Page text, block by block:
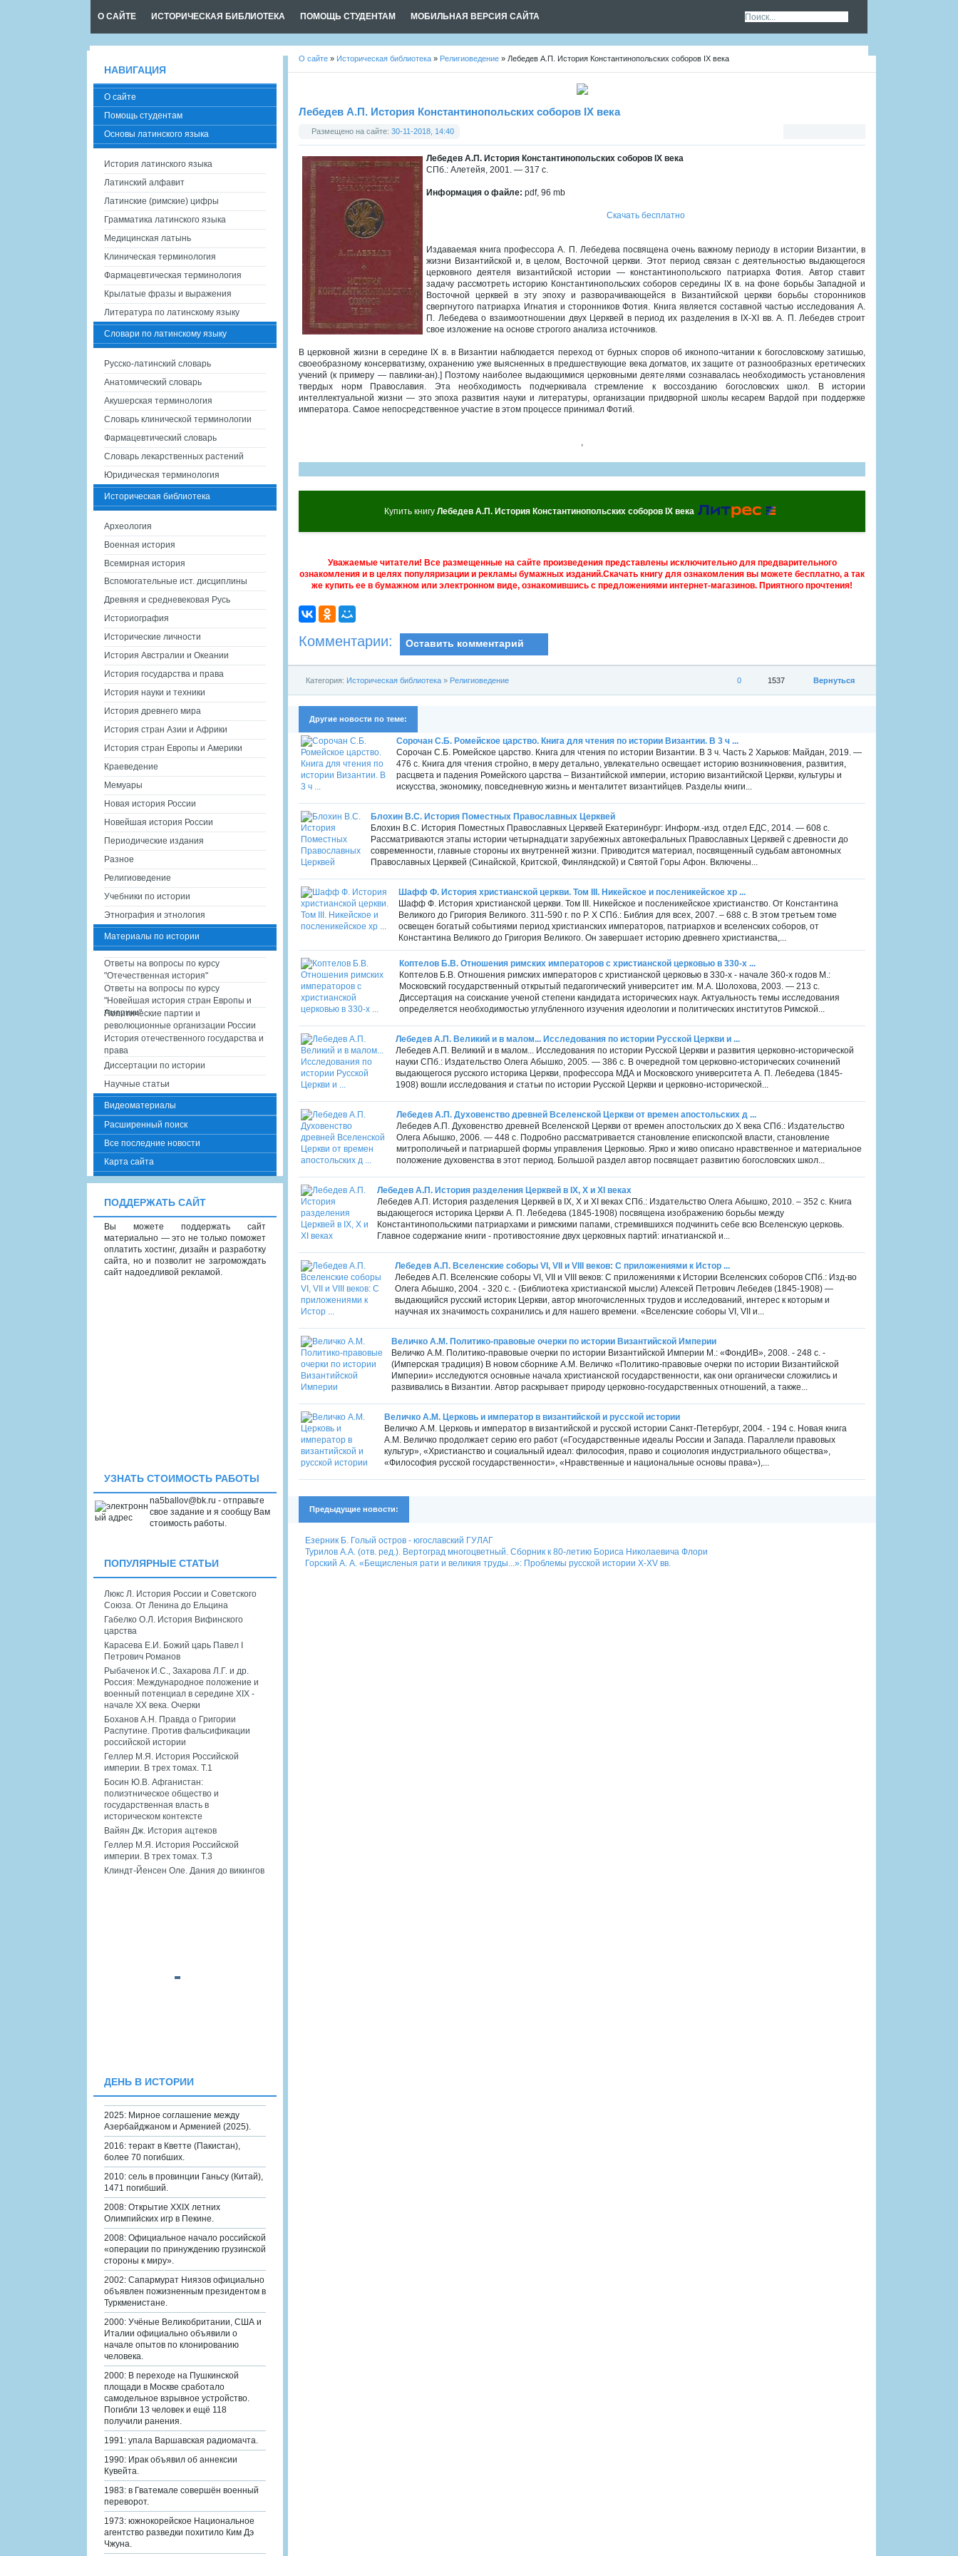
О САЙТЕ ИСТОРИЧЕСКАЯ БИБЛИОТЕКА ПОМОЩЬ СТУДЕНТАМ МОБИЛЬНАЯ ВЕРСИЯ САЙТА
О сайте » Историческая библиотека » Религиоведение » Лебедев А.П. История Константинопольских соборов IX века
Лебедев А.П. История Константинопольских соборов IX века
Размещено на сайте: 30-11-2018, 14:40
Лебедев А.П. История Константинопольских соборов IX века
СПб.: Алетейя, 2001. — 317 с.
Информация о файле: pdf, 96 mb
Скачать бесплатно
Издаваемая книга профессора А. П. Лебедева посвящена очень важному периоду в истории Византии, в
жизни Византийской и, в целом, Восточной церкви. Этот период связан с деятельностью выдающегося
церковного деятеля византийской истории — константинопольского патриарха Фотия. Автор ставит
задачу рассмотреть историю Константинопольских соборов середины IX в. на фоне борьбы Западной и
Восточной церквей в эту эпоху и разворачивающейся в Византийской церкви борьбы сторонников
свергнутого патриарха Игнатия и сторонников Фотия. Книга является составной частью исследования А.
П. Лебедева о взаимоотношении двух Церквей в период их разделения в IX-XI вв. А. П. Лебедев строит
свое изложение на основе строгого анализа источников.
В церковной жизни в середине IX в. в Византии наблюдается переход от бурных споров об иконопо-читании к богословскому затишью,
своеобразному консерватизму, охранению уже выясненных в предшествующие века догматов, их защите от разнообразных еретических
учений (к примеру — павлики-ан).] Поэтому наиболее выдающимися церковными деятелями сознавалась необходимость установления
твердых норм Православия. Эта необходимость подчеркивала стремление к воссозданию богословских школ. В истории
интеллектуальной жизни — это эпоха развития науки и литературы, организации придворной школы кесарем Вардой при поддержке
императора. Самое непосредственное участие в этом процессе принимал Фотий.
,
Купить книгу Лебедев А.П. История Константинопольских соборов IX века
Уважаемые читатели! Все размещенные на сайте произведения представлены исключительно для предварительного
ознакомления и в целях популяризации и рекламы бумажных изданий.Скачать книгу для ознакомления вы можете бесплатно, а так
же купить ее в бумажном или электронном виде, ознакомившись с предложениями интернет-магазинов. Приятного прочтения!
Комментарии: Оставить комментарий
Вернуться
1537
0
Категория: Историческая библиотека » Религиоведение
Другие новости по теме:
Сорочан С.Б. Ромейское царство. Книга для чтения по истории Византии. В 3 ч ...
Сорочан С.Б. Ромейское царство. Книга для чтения по истории Византии. В 3 ч. Часть 2 Харьков: Майдан, 2019. —
476 с. Книга для чтения стройно, в меру детально, увлекательно освещает историю возникновения, развития,
расцвета и падения Ромейского царства – Византийской империи, историю византийской Церкви, культуры и
искусства, экономику, повседневную жизнь и менталитет византийцев. Разделы книги...
Блохин В.С. История Поместных Православных Церквей
Блохин В.С. История Поместных Православных Церквей Екатеринбург: Информ.-изд. отдел ЕДС, 2014. — 608 с.
Рассматриваются этапы истории четырнадцати зарубежных автокефальных Православных Церквей с древности до
современности, главные стороны их внутренней жизни. Приводится материал, посвященный судьбам автономных
Православных Церквей (Синайской, Критской, Финляндской) и Святой Горы Афон. Включены...
Шафф Ф. История христианской церкви. Том III. Никейское и посленикейское хр ...
Шафф Ф. История христианской церкви. Том III. Никейское и посленикейское христианство. От Константина
Великого до Григория Великого. 311-590 г. по Р. Х СПб.: Библия для всех, 2007. – 688 с. В этом третьем томе
освещен богатый событиями период христианских императоров, патриархов и вселенских соборов, от
Константина Великого до Григория Великого. Он завершает историю древнего христианства,...
Коптелов Б.В. Отношения римских императоров с христианской церковью в 330-х ...
Коптелов Б.В. Отношения римских императоров с христианской церковью в 330-х - начале 360-х годов М.:
Московский государственный открытый педагогический университет им. М.А. Шолохова, 2003. — 213 с.
Диссертация на соискание ученой степени кандидата исторических наук. Актуальность темы исследования
определяется необходимостью углубленного изучения идеологии и политических институтов Римской...
Лебедев А.П. Великий и в малом... Исследования по истории Русской Церкви и ...
Лебедев А.П. Великий и в малом... Исследования по истории Русской Церкви и развития церковно-исторической
науки СПб.: Издательство Олега Абышко, 2005. — 386 с. В очередной том церковно-исторических сочинений
выдающегося русского историка Церкви, профессора МДА и Московского университета А. П. Лебедева (1845-
1908) вошли исследования и статьи по истории Русской Церкви и церковно-исторической...
Лебедев А.П. Духовенство древней Вселенской Церкви от времен апостольских д ...
Лебедев А.П. Духовенство древней Вселенской Церкви от времен апостольских до X века СПб.: Издательство
Олега Абышко, 2006. — 448 с. Подробно рассматривается становление епископской власти, становление
митрополичьей и патриаршей формы управления Церковью. Ярко и живо описано нравственное и материальное
положение духовенства в этот период. Большой раздел автор посвящает развитию богословских школ...
Лебедев А.П. История разделения Церквей в IX, X и XI веках
Лебедев А.П. История разделения Церквей в IX, X и XI веках СПб.: Издательство Олега Абышко, 2010. – 352 с. Книга
выдающегося историка Церкви А. П. Лебедева (1845-1908) посвящена изображению борьбы между
Константинопольскими патриархами и римскими папами, стремившихся подчинить себе всю Вселенскую церковь.
Главное содержание книги - противостояние двух церковных партий: игнатианской и...
Лебедев А.П. Вселенские соборы VI, VII и VIII веков: С приложениями к Истор ...
Лебедев А.П. Вселенские соборы VI, VII и VIII веков: С приложениями к Истории Вселенских соборов СПб.: Изд-во
Олега Абышко, 2004. - 320 с. - (Библиотека христианской мысли) Алексей Петрович Лебедев (1845-1908) —
выдающийся русский историк Церкви, автор многочисленных трудов и исследований, интерес к которым и
научная их значимость сохранились и для нашего времени. «Вселенские соборы VI, VII и...
Величко А.М. Политико-правовые очерки по истории Византийской Империи
Величко А.М. Политико-правовые очерки по истории Византийской Империи М.: «ФондИВ», 2008. - 248 с. -
(Имперская традиция) В новом сборнике А.М. Величко «Политико-правовые очерки по истории Византийской
Империи» исследуются основные начала христианской государственности, как они органически сложились и
развивались в Византии. Автор раскрывает природу церковно-государственных отношений, а также...
Величко А.М. Церковь и император в византийской и русской истории
Величко А.М. Церковь и император в византийской и русской истории Санкт-Петербург, 2004. - 194 с. Новая книга
А.М. Величко продолжает серию его работ («Государственные идеалы России и Запада. Параллели правовых
культур», «Христианство и социальный идеал: философия, право и социология индустриального общества»,
«Философия русской государственности», «Нравственные и национальные основы права»),...
Предыдущие новости:
Езерник Б. Голый остров - югославский ГУЛАГ
Турилов А.А. (отв. ред.). Вертоград многоцветный. Сборник к 80-летию Бориса Николаевича Флори
Горский А. А. «Бещисленыя рати и великия труды...»: Проблемы русской истории X-XV вв.
НАВИГАЦИЯ
О сайте
Помощь студентам
Основы латинского языка
История латинского языка
Латинский алфавит
Латинские (римские) цифры
Грамматика латинского языка
Медицинская латынь
Клиническая терминология
Фармацевтическая терминология
Крылатые фразы и выражения
Литература по латинскому языку
Словари по латинскому языку
Русско-латинский словарь
Анатомический словарь
Акушерская терминология
Словарь клинической терминологии
Фармацевтический словарь
Словарь лекарственных растений
Юридическая терминология
Историческая библиотека
Археология
Военная история
Всемирная история
Вспомогательные ист. дисциплины
Древняя и средневековая Русь
Историография
Исторические личности
История Австралии и Океании
История государства и права
История науки и техники
История древнего мира
История стран Азии и Африки
История стран Европы и Америки
Краеведение
Мемуары
Новая история России
Новейшая история России
Периодические издания
Разное
Религиоведение
Учебники по истории
Этнография и этнология
Материалы по истории
Ответы на вопросы по курсу
"Отечественная история"
Ответы на вопросы по курсу
"Новейшая история стран Европы и
Америки"
Политические партии и
революционные организации России
История отечественного государства и
права
Диссертации по истории
Научные статьи
Видеоматериалы
Расширенный поиск
Все последние новости
Карта сайта
ПОДДЕРЖАТЬ САЙТ
Вы можете поддержать сайт
материально — это не только поможет
оплатить хостинг, дизайн и разработку
сайта, но и позволит не загромождать
сайт надоедливой рекламой.
УЗНАТЬ СТОИМОСТЬ РАБОТЫ
na5ballov@bk.ru - отправьте
свое задание и я сообщу Вам
стоимость работы.
ПОПУЛЯРНЫЕ СТАТЬИ
Люкс Л. История России и Советского
Союза. От Ленина до Ельцина
Габелко О.Л. История Вифинского
царства
Карасева Е.И. Божий царь Павел I
Петрович Романов
Рыбаченок И.С., Захарова Л.Г. и др.
Россия: Международное положение и
военный потенциал в середине XIX -
начале XX века. Очерки
Боханов А.Н. Правда о Григории
Распутине. Против фальсификации
российской истории
Геллер М.Я. История Российской
империи. В трех томах. Т.1
Босин Ю.В. Афганистан:
полиэтническое общество и
государственная власть в
историческом контексте
Вайян Дж. История ацтеков
Геллер М.Я. История Российской
империи. В трех томах. Т.3
Клиндт-Йенсен Оле. Дания до викингов
ДЕНЬ В ИСТОРИИ
2025: Мирное соглашение между
Азербайджаном и Арменией (2025).
2016: теракт в Кветте (Пакистан),
более 70 погибших.
2010: сель в провинции Ганьсу (Китай),
1471 погибший.
2008: Открытие XXIX летних
Олимпийских игр в Пекине.
2008: Официальное начало российской
«операции по принуждению грузинской
стороны к миру».
2002: Сапармурат Ниязов официально
объявлен пожизненным президентом в
Туркменистане.
2000: Учёные Великобритании, США и
Италии официально объявили о
начале опытов по клонированию
человека.
2000: В переходе на Пушкинской
площади в Москве сработало
самодельное взрывное устройство.
Погибли 13 человек и ещё 118
получили ранения.
1991: упала Варшавская радиомачта.
1990: Ирак объявил об аннексии
Кувейта.
1983: в Гватемале совершён военный
переворот.
1973: южнокорейское Национальное
агентство разведки похитило Ким Дэ
Чжуна.